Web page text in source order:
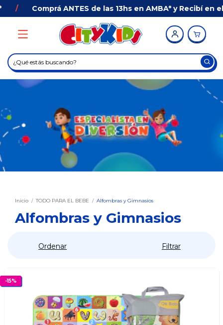
ANTES de las 13hs en AMBA* y Recibí en el día con
Inicio / TODO PARA EL BEBE / Alfombras y Gimnasios
Alfombras y Gimnasios
Ordenar Filtrar
-15%